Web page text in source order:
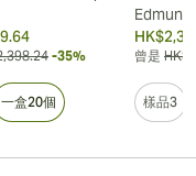
-35%
一盒20個
曾是
樣品3